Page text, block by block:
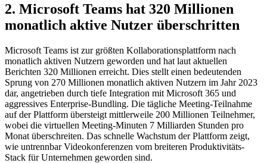
2. Microsoft Teams hat 320 Millionen
monatlich aktive Nutzer überschritten
Microsoft Teams ist zur größten Kollaborationsplattform nach
monatlich aktiven Nutzern geworden und hat laut aktuellen
Berichten 320 Millionen erreicht. Dies stellt einen bedeutenden
Sprung von 270 Millionen monatlich aktiven Nutzern im Jahr 2023
dar, angetrieben durch tiefe Integration mit Microsoft 365 und
aggressives Enterprise-Bundling. Die tägliche Meeting-Teilnahme
auf der Plattform übersteigt mittlerweile 200 Millionen Teilnehmer,
wobei die virtuellen Meeting-Minuten 7 Milliarden Stunden pro
Monat überschreiten. Das schnelle Wachstum der Plattform zeigt,
wie untrennbar Videokonferenzen vom breiteren Produktivitäts-
Stack für Unternehmen geworden sind.